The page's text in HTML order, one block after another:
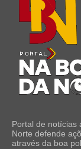
Portal de notícias
Norte defende
através da boa